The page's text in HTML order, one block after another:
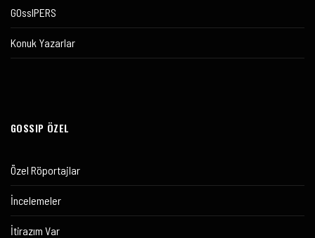
GOssIPERS
Konuk Yazarlar
GOSSIP ÖZEL
Özel Röportajlar
İncelemeler
İtirazım Var